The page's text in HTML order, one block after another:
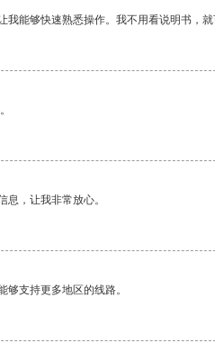
能够快速熟悉操作。我不用看说明书，就
，让我非常放心。
支持更多地区的线路。